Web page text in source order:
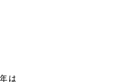
は